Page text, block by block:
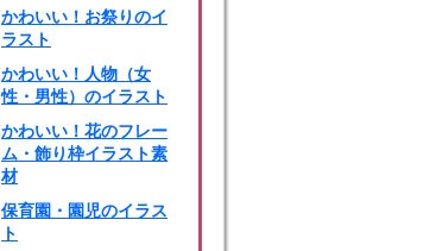
かわいい！お祭りのイ
ラスト
かわいい！人物（女
性・男性）のイラスト
かわいい！花のフレー
ム・飾り枠イラスト素
材
保育園・園児のイラス
ト